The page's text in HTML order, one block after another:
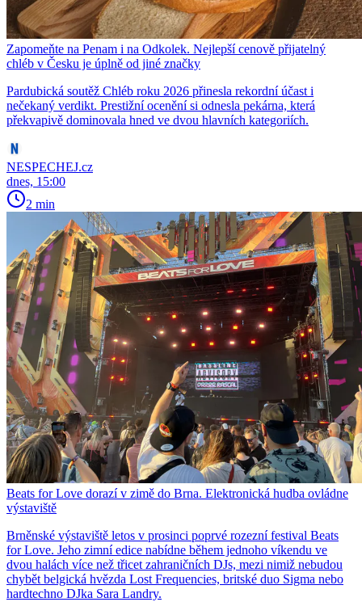
Zapomeňte na Penam i na Odkolek. Nejlepší cenově přijatelný
chléb v Česku je úplně od jiné značky
Pardubická soutěž Chléb roku 2026 přinesla rekordní účast i
nečekaný verdikt. Prestižní ocenění si odnesla pekárna, která
překvapivě dominovala hned ve dvou hlavních kategoriích.
NESPECHEJ.cz
dnes, 15:00
2 min
Beats for Love dorazí v zimě do Brna. Elektronická hudba ovládne
výstaviště
Brněnské výstaviště letos v prosinci poprvé rozezní festival Beats
for Love. Jeho zimní edice nabídne během jednoho víkendu ve
dvou halách více než třicet zahraničních DJs, mezi nimiž nebudou
chybět belgická hvězda Lost Frequencies, britské duo Sigma nebo
hardtechno DJka Sara Landry.